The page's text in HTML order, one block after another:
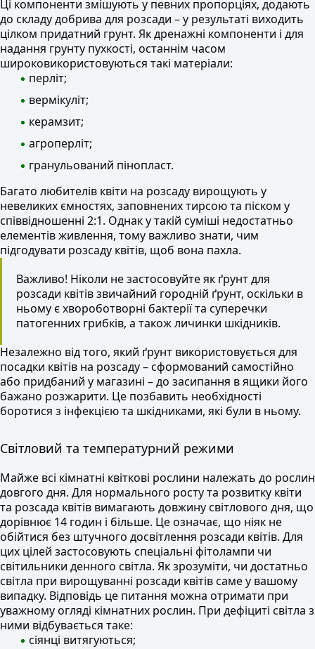
Ці компоненти змішують у певних пропорціях, додають
до складу добрива для розсади – у результаті виходить
цілком придатний грунт. Як дренажні компоненти і для
надання грунту пухкості, останнім часом
широковикористовуються такі матеріали:
перліт;
вермікуліт;
керамзит;
агроперліт;
гранульований пінопласт.
Багато любителів квіти на розсаду вирощують у
невеликих ємностях, заповнених тирсою та піском у
співвідношенні 2:1. Однак у такій суміші недостатньо
елементів живлення, тому важливо знати, чим
підгодувати розсаду квітів, щоб вона пахла.
Важливо! Ніколи не застосовуйте як ґрунт для
розсади квітів звичайний городній ґрунт, оскільки в
ньому є хвороботворні бактерії та суперечки
патогенних грибків, а також личинки шкідників.
Незалежно від того, який ґрунт використовується для
посадки квітів на розсаду – сформований самостійно
або придбаний у магазині – до засипання в ящики його
бажано розжарити. Це позбавить необхідності
боротися з інфекцією та шкідниками, які були в ньому.
Світловий та температурний режими
Майже всі кімнатні квіткові рослини належать до рослин
довгого дня. Для нормального росту та розвитку квіти
та розсада квітів вимагають довжину світлового дня, що
дорівнює 14 годин і більше. Це означає, що ніяк не
обійтися без штучного досвітлення розсади квітів. Для
цих цілей застосовують спеціальні фітолампи чи
світильники денного світла. Як зрозуміти, чи достатньо
світла при вирощуванні розсади квітів саме у вашому
випадку. Відповідь це питання можна отримати при
уважному огляді кімнатних рослин. При дефіциті світла з
ними відбувається таке:
сіянці витягуються;